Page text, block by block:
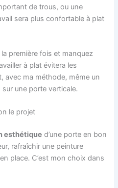
de trous, ou une
sera plus confortable à plat
première fois et manquez
à plat évitera les
avec ma méthode, même un
une porte verticale.
le projet
esthétique d’une porte en bon
rafraîchir une peinture
place. C’est mon choix dans